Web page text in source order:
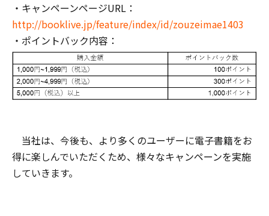
・キャンペーンページURL：
http://booklive.jp/feature/index/id/zouzeimae1403
・ポイントバック内容：
当社は、今後も、より多くのユーザーに電子書籍をお
得に楽しんでいただくため、様々なキャンペーンを実施
していきます。